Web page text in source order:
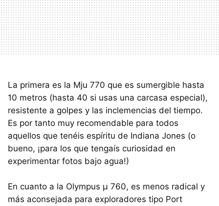
La primera es la Mju 770 que es sumergible hasta
10 metros (hasta 40 si usas una carcasa especial),
resistente a golpes y las inclemencias del tiempo.
Es por tanto muy recomendable para todos
aquellos que tenéis espíritu de Indiana Jones (o
bueno, ¡para los que tengaís curiosidad en
experimentar fotos bajo agua!)
En cuanto a la Olympus µ 760, es menos radical y
más aconsejada para exploradores tipo Port